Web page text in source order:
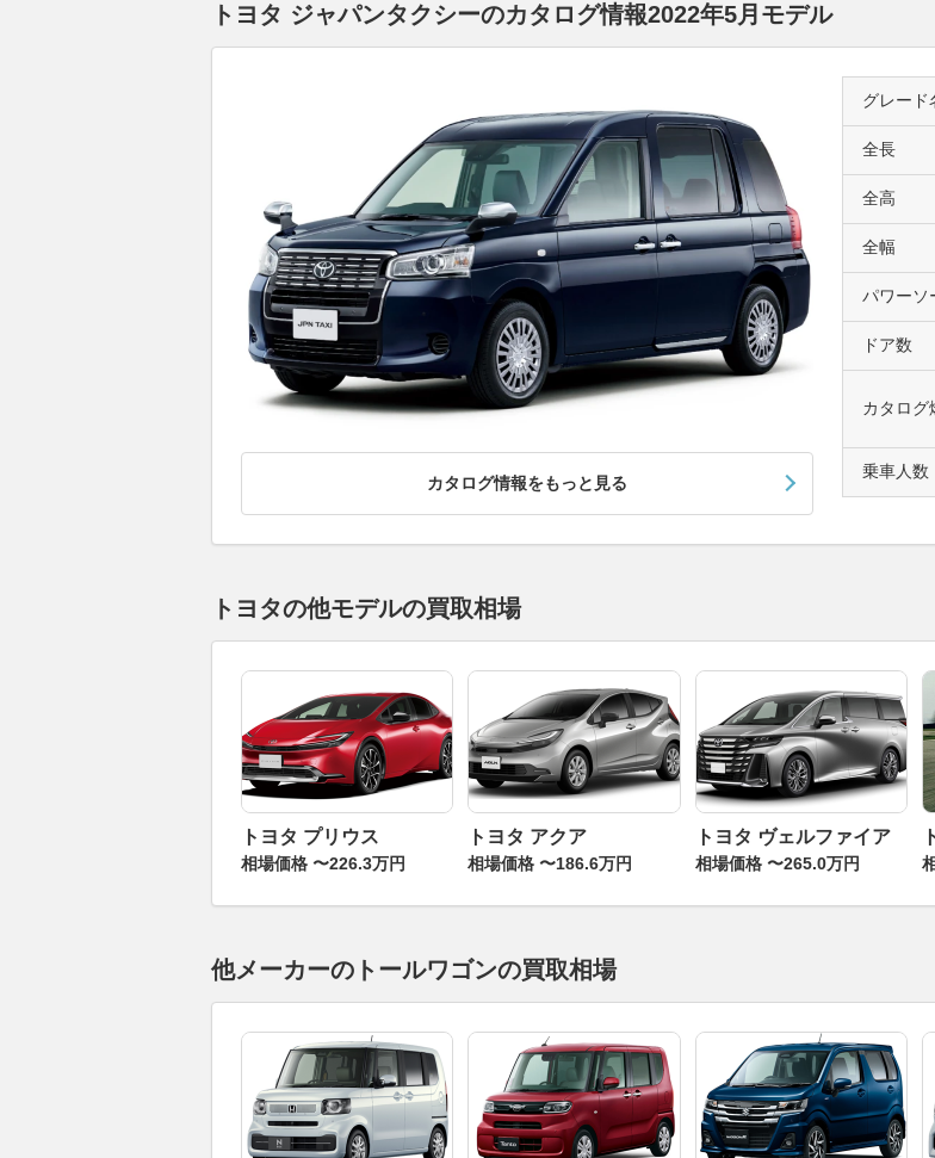
トヨタ ジャパンタクシーのカタログ情報2022年5月モデル
カタログ情報をもっと見る
グレード
全長
全高
全幅
パワーソ
ドア数
カタログ
乗車人数
トヨタの他モデルの買取相場
トヨタ プリウス
相場価格 〜226.3万円
トヨタ アクア
相場価格 〜186.6万円
トヨタ ヴェルファイア
相場価格 〜265.0万円
他メーカーのトールワゴンの買取相場